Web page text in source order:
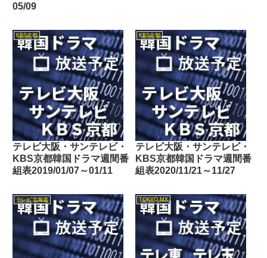
05/09
KBS京都
テレビ大阪・サンテレビ・
KBS京都韓国ドラマ週間番
組表2019/01/07～01/11
KBS京都
テレビ大阪・サンテレビ・
KBS京都韓国ドラマ週間番
組表2020/11/21～11/27
テレビ北海道 TOKYO MX